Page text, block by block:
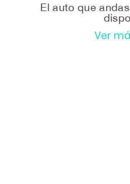
El auto que
Ver